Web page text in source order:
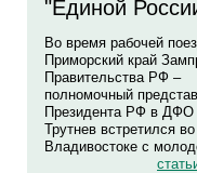
"Единой
Во время рабочей
Приморский край
Правительства РФ –
полномочный
Президента РФ в
Трутнев встретился во
Владивостоке с